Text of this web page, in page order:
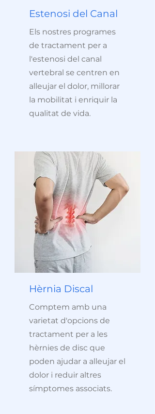
Estenosi del Canal
​Els nostres programes
de tractament per a
l'estenosi del canal
vertebral se centren en
alleujar el dolor, millorar
la mobilitat i enriquir la
qualitat de vida.
Hèrnia Discal
Comptem amb una
varietat d'opcions de
tractament per a les
hèrnies de disc que
poden ajudar a alleujar el
dolor i reduir altres
símptomes associats.